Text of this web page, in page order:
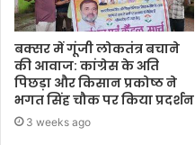
बक्सर में गूंजी लोकतंत्र बचाने
की आवाज: कांग्रेस के अति
पिछड़ा और किसान प्रकोष्ठ ने
भगत सिंह चौक पर किया प्रदर्शन
3 weeks ago